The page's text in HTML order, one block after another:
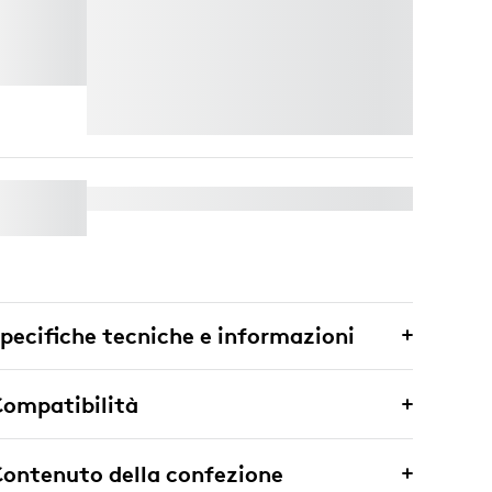
tecniche e informazioni
della confezione